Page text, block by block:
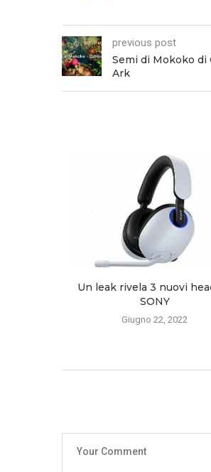
previous post
Semi di Mokoko di
Ark
Un leak rivela 3 nuovi
SONY
Giugno 22, 2022